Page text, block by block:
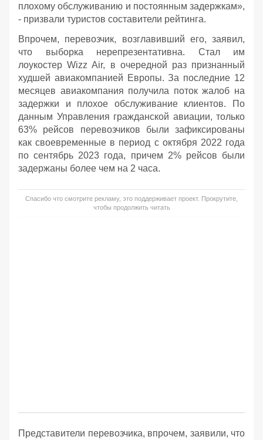
плохому обслуживанию и постоянным задержкам»,
- призвали туристов составители рейтинга.
Впрочем, перевозчик, возглавивший его, заявил,
что выборка нерепрезентативна. Стал им
лоукостер Wizz Air, в очередной раз признанный
худшей авиакомпанией Европы. За последние 12
месяцев авиакомпания получила поток жалоб на
задержки и плохое обслуживание клиентов. По
данным Управления гражданской авиации, только
63% рейсов перевозчиков были зафиксированы
как своевременные в период с октября 2022 года
по сентябрь 2023 года, причем 2% рейсов были
задержаны более чем на 2 часа.
Спасибо что смотрите рекламу, это поддерживает проект. Прокрутите,
чтобы продолжить читать
Представители перевозчика, впрочем, заявили, что